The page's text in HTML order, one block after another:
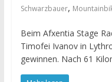
Schwarzbauer,
Beim Afxentia Stage
Timofei Ivanov in
gewinnen. Nach 61